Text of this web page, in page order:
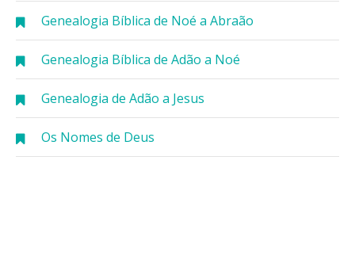
Genealogia Bíblica de Noé a Abraão
Genealogia Bíblica de Adão a Noé
Genealogia de Adão a Jesus
Os Nomes de Deus